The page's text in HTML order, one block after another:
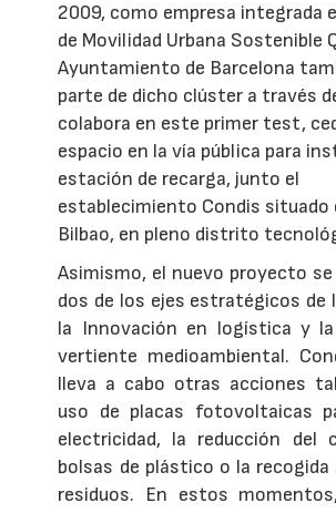
2009, como empresa integrada
de Movilidad Urbana Sostenible
Ayuntamiento de Barcelona
parte de dicho clúster a través
colabora en este primer test,
espacio en la vía pública para
estación de recarga, junto el
establecimiento Condis situado
Bilbao, en pleno distrito
Asimismo, el nuevo proyecto
dos de los ejes estratégicos de
la Innovación en logística y
vertiente medioambiental.
lleva a cabo otras acciones
uso de placas fotovoltaicas
electricidad, la reducción del
bolsas de plástico o la
residuos. En estos